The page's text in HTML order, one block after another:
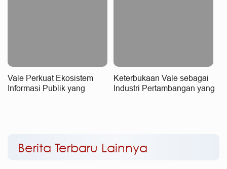
Vale Perkuat Ekosistem
Informasi Publik yang
Keterbukaan Vale sebagai
Industri Pertambangan yang
Berita Terbaru Lainnya